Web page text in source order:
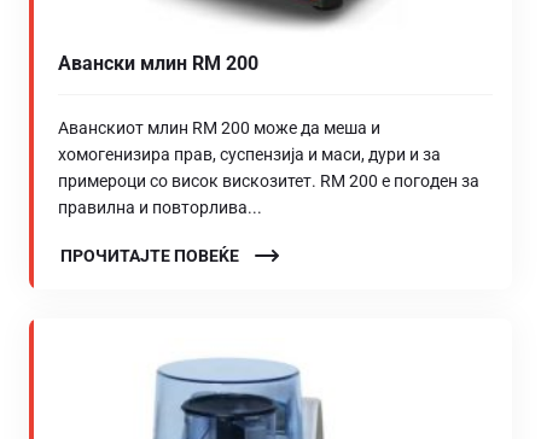
Авански млин RM 200
Аванскиот млин RM 200 може да меша и
хомогенизира прав, суспензија и маси, дури и за
примероци со висок вискозитет. RM 200 е погоден за
правилна и повторлива...
ПРОЧИТАЈТЕ ПОВЕЌЕ